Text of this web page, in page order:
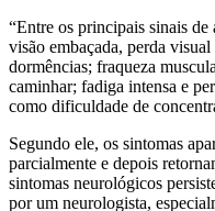
“Entre os principais sinais de
visão embaçada, perda
dormências; fraqueza
caminhar; fadiga intensa e
como dificuldade de
Segundo ele, os sintomas
parcialmente e depois
sintomas neurológicos
por um neurologista,